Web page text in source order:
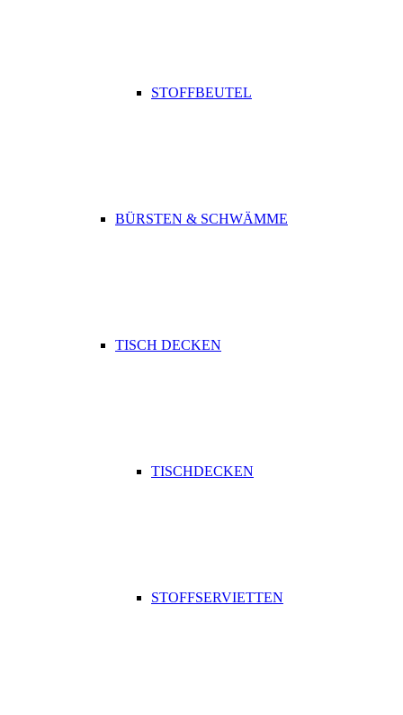
STOFFBEUTEL
BÜRSTEN & SCHWÄMME
TISCH DECKEN
TISCHDECKEN
STOFFSERVIETTEN